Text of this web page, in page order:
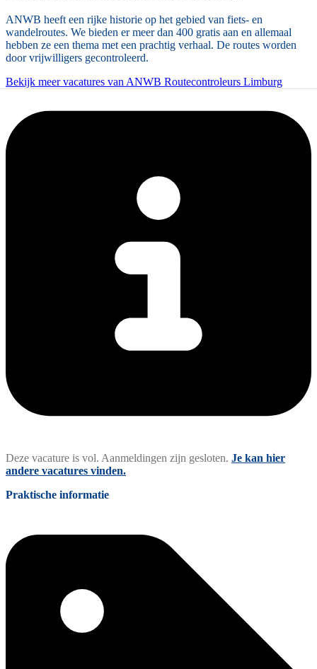
ANWB heeft een rijke historie op het gebied van fiets- en
wandelroutes. We bieden er meer dan 400 gratis aan en allemaal
hebben ze een thema met een prachtig verhaal. De routes worden
door vrijwilligers gecontroleerd.
Bekijk meer vacatures van ANWB Routecontroleurs Limburg
Deze vacature is vol. Aanmeldingen zijn gesloten. Je kan hier
andere vacatures vinden.
Praktische informatie